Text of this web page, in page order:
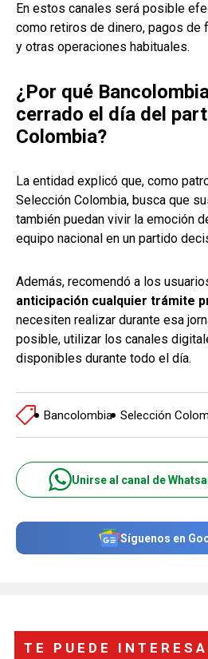
En estos canales será posible
como retiros de dinero, pagos de
y otras operaciones habituales.
¿Por qué
cerrado el día del
Colombia?
La entidad explicó que, como
Selección Colombia, busca que
también puedan vivir la emoción
equipo nacional en un partido
Además, recomendó a los
anticipación cualquier trámite
necesiten realizar durante esa
posible, utilizar los canales
disponibles durante todo el día.
Bancolombia Selección
Unirse al canal de
Síguenos en
TE PUEDE